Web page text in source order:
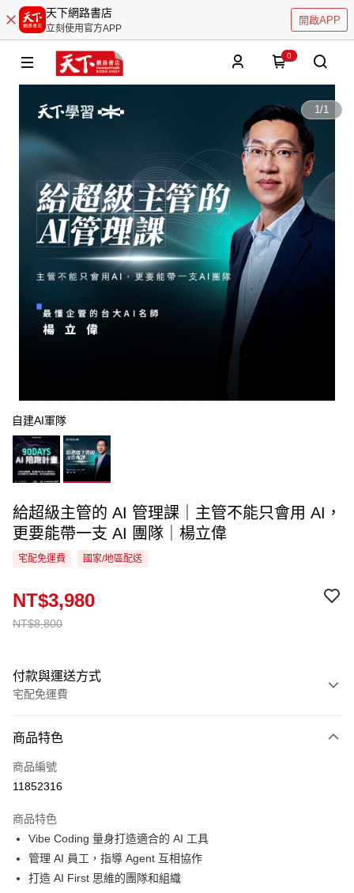
天下網路書店
立刻使用官方APP
開啟APP
0
1/1
自建AI軍隊
給超級主管的 AI 管理課｜主管不能只會用 AI，
更要能帶一支 AI 團隊｜楊立偉
宅配免運費 國家/地區配送
NT$8,800
NT$3,980
付款與運送方式
宅配免運費
信用卡一次付款
LINE Pay
街口支付
悠遊付
商品特色
商品編號
11852316
商品特色
Vibe Coding 量身打造適合的 AI 工具
管理 AI 員工，指導 Agent 互相協作
打造 AI First 思維的團隊和組織